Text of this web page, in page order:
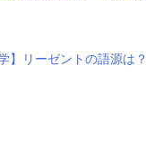
】リーゼントの語源は？